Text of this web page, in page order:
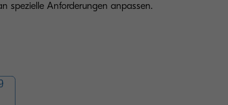
spezielle Anforderungen anpassen.